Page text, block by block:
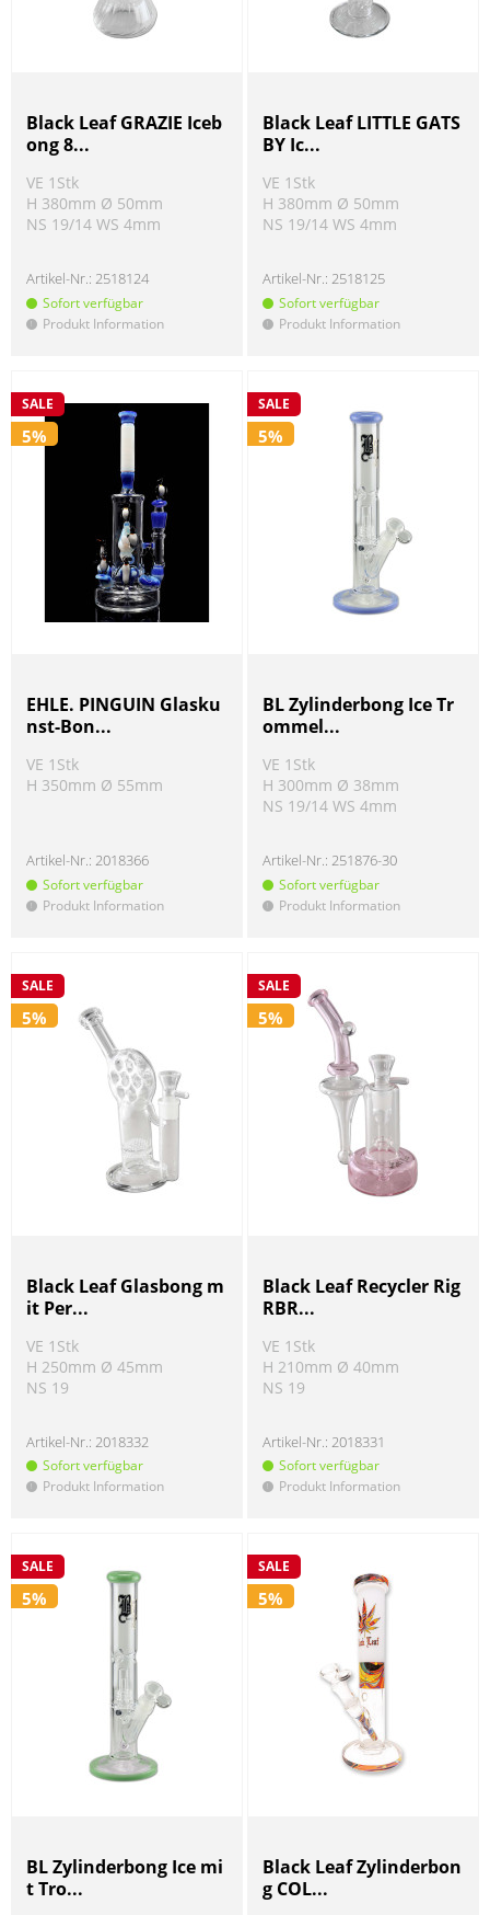
Black Leaf GRAZIE Iceb
ong 8...
VE 1Stk
H 380mm Ø 50mm
NS 19/14 WS 4mm
Artikel-Nr.:2518124
Sofort verfügbar
! Produkt Information
Black Leaf LITTLE GATS
BY Ic...
VE 1Stk
H 380mm Ø 50mm
NS 19/14 WS 4mm
Artikel-Nr.:2518125
Sofort verfügbar
! Produkt Information
SALE
5%
EHLE. PINGUIN Glasku
nst-Bon...
VE 1Stk
H 350mm Ø 55mm
Artikel-Nr.:2018366
Sofort verfügbar
! Produkt Information
SALE
5%
BL Zylinderbong Ice Tr
ommel...
VE 1Stk
H 300mm Ø 38mm
NS 19/14 WS 4mm
Artikel-Nr.:251876-30
Sofort verfügbar
! Produkt Information
SALE
5%
Black Leaf Glasbong m
it Per...
VE 1Stk
H 250mm Ø 45mm
NS 19
Artikel-Nr.: 2018332
Sofort verfügbar
! Produkt Information
SALE
5%
Black Leaf Recycler Rig
RBR...
VE 1Stk
H 210mm Ø 40mm
NS 19
Artikel-Nr.: 2018331
Sofort verfügbar
! Produkt Information
SALE
5%
BL Zylinderbong Ice mi
t Tro...
SALE
5%
Black Leaf Zylinderbon
g COL...